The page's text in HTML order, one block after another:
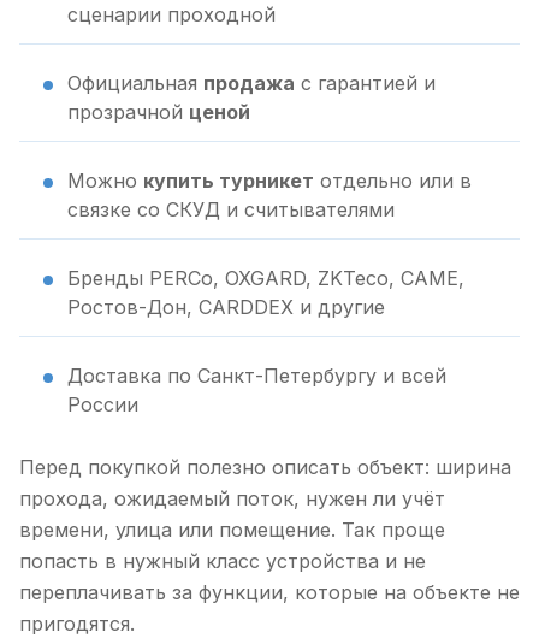
сценарии проходной
Официальная продажа с гарантией и
прозрачной ценой
Можно купить турникет отдельно или в
связке со СКУД и считывателями
Бренды PERCo, OXGARD, ZKTeco, CAME,
Ростов-Дон, CARDDEX и другие
Доставка по Санкт-Петербургу и всей
России
Перед покупкой полезно описать объект: ширина
прохода, ожидаемый поток, нужен ли учёт
времени, улица или помещение. Так проще
попасть в нужный класс устройства и не
переплачивать за функции, которые на объекте не
пригодятся.